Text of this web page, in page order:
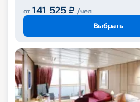
от 141 525 ₽ /чел
Выбрать